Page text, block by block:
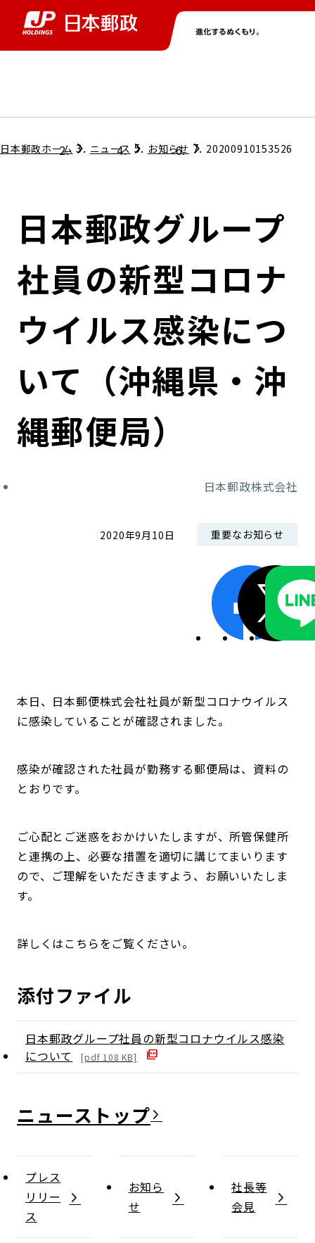
グループ情報トップ
コンプライアンス
ガバナンス
コンダクト向上の取組み
ローカル共創イニシアティブ
株主・投資家情報トップ
個人投資家のみなさまへ
株式情報
財務情報・IR資料
IRニュース
ニューストップ
サステナビリティトップ
担当役員メッセージ
サステナビリティマネジメント
持続可能な金融のフレームワーク
環境
採用情報トップ
日本郵政ホーム ニュース お知らせ 20200910153526
日本郵政グループ
社員の新型コロナ
ウイルス感染につ
いて（沖縄県・沖
縄郵便局）
日本郵政株式会社
2020年9月10日 重要なお知らせ
本日、日本郵便株式会社社員が新型コロナウイルス
に感染していることが確認されました。
感染が確認された社員が勤務する郵便局は、資料の
とおりです。
ご心配とご迷惑をおかけいたしますが、所管保健所
と連携の上、必要な措置を適切に講じてまいります
ので、ご理解をいただきますよう、お願いいたしま
す。
詳しくはこちらをご覧ください。
添付ファイル
日本郵政グループ社員の新型コロナウイルス感染
について
[pdf 108 KB]
ニュース
プレス
リリー
ス
お知ら
せ
社長等
会見